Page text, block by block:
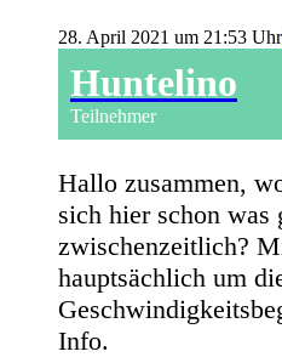
28. April 2021 um 21:53 Uhr
Huntelino
Teilnehmer
Hallo zusammen,
sich hier schon was
zwischenzeitlich?
hauptsächlich um
Info.